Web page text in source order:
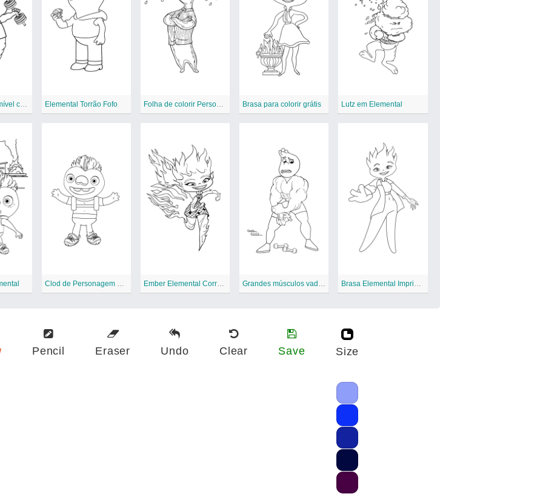
Elemental Torrão Fofo Folha de colorir Personagem elementar Brasa para colorir grátis Lutz em Elemental
Ember Elemental Correndo
Pencil Eraser Undo Clear Save Size